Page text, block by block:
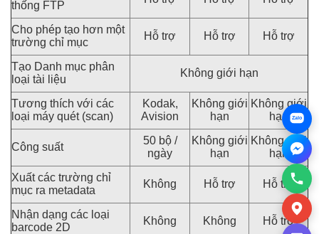
thống FTP
Cho phép tạo hơn một
trường chỉ mục
Hỗ trợ Hỗ trợ Hỗ trợ
Tạo Danh mục phân
loại tài liệu
Không giới hạn
Tương thích với các
loại máy quét (scan)
Kodak,
Avision
Không giới
hạn
Không giới
hạn
Công suất
50 bộ /
ngày
Không giới
hạn
Không giới
hạn
Xuất các trường chỉ
mục ra metadata
Không Hỗ trợ Hỗ trợ
Nhận dạng các loại
barcode 2D
Không Không Hỗ trợ
Zalo